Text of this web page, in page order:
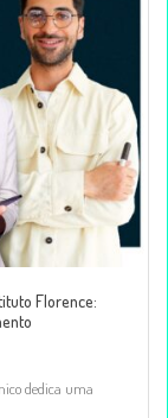
Florence:
dedica uma